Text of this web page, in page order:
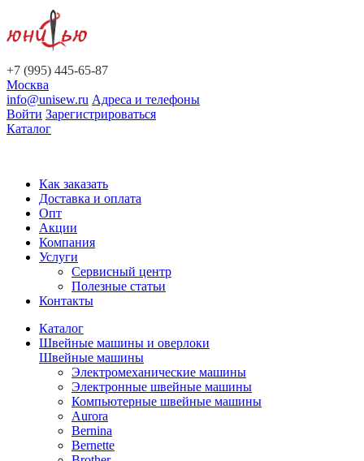
+7 (995) 445-65-87
Москва
info@unisew.ru Адреса и телефоны
Войти Зарегистрироваться
Каталог
Как заказать
Доставка и оплата
Опт
Акции
Компания
Услуги
Сервисный центр
Полезные статьи
Контакты
Каталог
Швейные машины и оверлоки
Швейные машины
Электромеханические машины
Электронные швейные машины
Компьютерные швейные машины
Aurora
Bernina
Bernette